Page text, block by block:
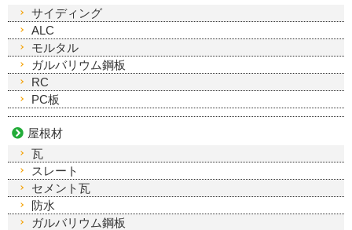
サイディング
ALC
モルタル
ガルバリウム鋼板
RC
PC板
屋根材
瓦
スレート
セメント瓦
防水
ガルバリウム鋼板